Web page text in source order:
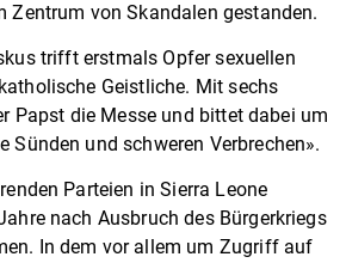
Zentrum von Skandalen gestanden.
trifft erstmals Opfer sexuellen
Geistliche. Mit sechs
Papst die Messe und bittet dabei um
Sünden und schweren Verbrechen».
Parteien in Sierra Leone
nach Ausbruch des Bürgerkriegs
In dem vor allem um Zugriff auf